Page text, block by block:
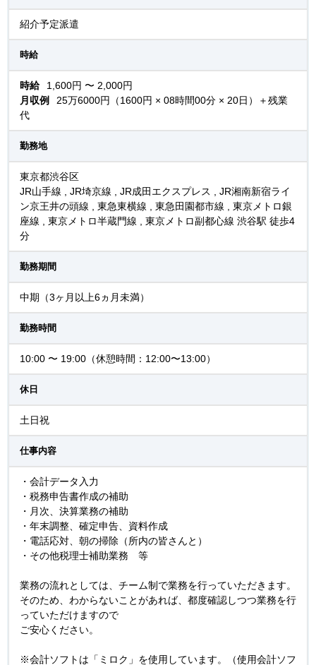
紹介予定派遣
時給
時給
1,600円 〜 2,000円
月収例
25万6000円（1600円 × 08時間00分 × 20日）＋残業
代
勤務地
東京都渋谷区
JR山手線 , JR埼京線 , JR成田エクスプレス , JR湘南新宿ライ
ン京王井の頭線 , 東急東横線 , 東急田園都市線 , 東京メトロ銀
座線 , 東京メトロ半蔵門線 , 東京メトロ副都心線 渋谷駅 徒歩4
分
勤務期間
中期（3ヶ月以上6ヵ月未満）
勤務時間
10:00 〜 19:00（休憩時間：12:00〜13:00）
休日
土日祝
仕事内容
・会計データ入力
・税務申告書作成の補助
・月次、決算業務の補助
・年末調整、確定申告、資料作成
・電話応対、朝の掃除（所内の皆さんと）
・その他税理士補助業務 等
業務の流れとしては、チーム制で業務を行っていただきます。
そのため、わからないことがあれば、都度確認しつつ業務を行
っていただけますので
ご安心ください。
※会計ソフトは「ミロク」を使用しています。（使用会計ソフ